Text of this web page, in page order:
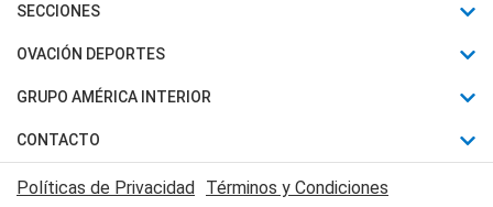
Últimas Noticias
Política
Judiciales
Economia
SECCIONES
Horóscopo
Motores
Trucos caseros
Series y Películas
OVACIÓN DEPORTES
Fútbol
Mundial
Automovilismo
Rugby
GRUPO AMÉRICA INTERIOR
Canal 7 en Vivo
CONTACTO
Acerca de Nosotros
Políticas de Privacidad Términos y Condiciones